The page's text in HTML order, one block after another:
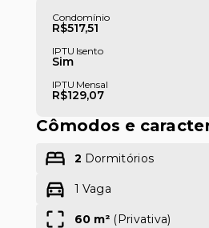
Condomínio
R$517,51
IPTU Isento
Sim
IPTU Mensal
R$129,07
Cômodos e
2 Dormitórios
1 Vaga
60 m² (Privativa)